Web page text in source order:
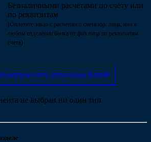
Безналичными расчетами по счёту или
по реквизитам
(Оплатите заказ с расчетного счета юр. лица, или в
любом отделении банка от физ.лица по реквизитам
счета)
установок Китай
не выбран ни один тип